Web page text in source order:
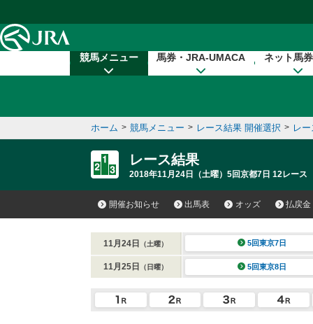
競馬メニュー 馬券・JRA-UMACA ネット馬
ホーム > 競馬メニュー > レース結果 開催選択 > レ
レース結果
2018年11月24日（土曜）5回京都7日 12レース
開催お知らせ 出馬表 オッズ 払戻金
11月24日 （土曜） 5回東京7日
11月25日 （日曜） 5回東京8日